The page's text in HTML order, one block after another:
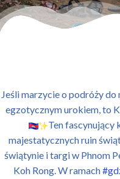
Jeśli marzycie o podróży
egzotycznym urokiem, to
Ten fascynujący
majestatycznych ruin
świątynie i targi w Phnom
Koh Rong. W ramach